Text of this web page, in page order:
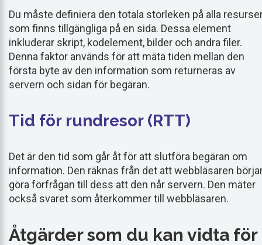
Du måste definiera den totala storleken på alla
som finns tillgängliga på en sida. Dessa element
inkluderar skript, kodelement, bilder och andra filer.
Denna faktor används för att mäta tiden mellan den
första byte av den information som returneras av
servern och sidan för begäran.
Tid för rundresor (RTT)
Det är den tid som går åt för att slutföra begäran om
information. Den räknas från det att webbläsaren
göra förfrågan till dess att den når servern. Den mäter
också svaret som återkommer till webbläsaren.
Åtgärder som du kan vidta för